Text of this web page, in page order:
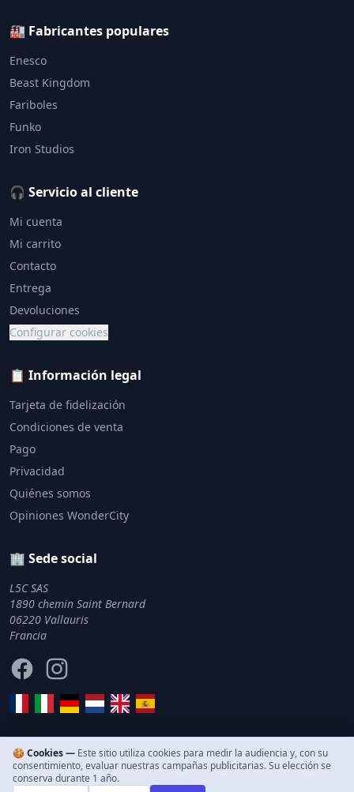
🏭 Fabricantes populares
Enesco
Beast Kingdom
Fariboles
Funko
Iron Studios
🎧 Servicio al cliente
Mi cuenta
Mi carrito
Contacto
Entrega
Devoluciones
Configurar cookies
📋 Información legal
Tarjeta de fidelización
Condiciones de venta
Pago
Privacidad
Quiénes somos
Opiniones WonderCity
🏢 Sede social
L5C SAS
1890 chemin Saint Bernard
06220 Vallauris
Francia
FacebookInstagram
© 2011–2026 WonderCity. Todos los derechos reservados.
🍪 Cookies — Este sitio utiliza cookies para medir la audiencia y, con su
consentimiento, evaluar nuestras campañas publicitarias. Su elección se
conserva durante 1 año.